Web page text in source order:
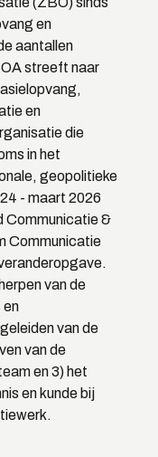
en
aantallen
streeft naar
en
die
in het
geopolitieke
- maart 2026
Communicatie &
Communicatie
van de
en
van de
van de
en 3) het
en kunde bij